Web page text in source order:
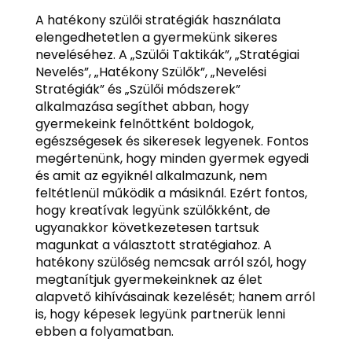
A hatékony szülői stratégiák használata
elengedhetetlen a gyermekünk sikeres
neveléséhez. A „Szülői Taktikák”, „Stratégiai
Nevelés”, „Hatékony Szülők”, „Nevelési
Stratégiák” és „Szülői módszerek”
alkalmazása segíthet abban, hogy
gyermekeink felnőttként boldogok,
egészségesek és sikeresek legyenek. Fontos
megértenünk, hogy minden gyermek egyedi
és amit az egyiknél alkalmazunk, nem
feltétlenül működik a másiknál. Ezért fontos,
hogy kreatívak legyünk szülőkként, de
ugyanakkor következetesen tartsuk
magunkat a választott stratégiahoz. A
hatékony szülőség nemcsak arról szól, hogy
megtanítjuk gyermekeinknek az élet
alapvető kihívásainak kezelését; hanem arról
is, hogy képesek legyünk partnerük lenni
ebben a folyamatban.